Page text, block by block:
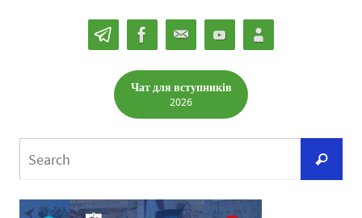
Чат для вступників
2026